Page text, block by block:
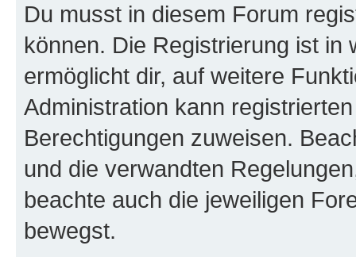
Du musst in diesem Forum
können. Die Registrierung ist in
ermöglicht dir, auf weitere
Administration kann
Berechtigungen zuweisen.
und die verwandten
beachte auch die jeweiligen
bewegst.